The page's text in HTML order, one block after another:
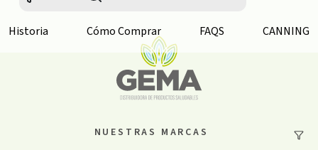
NUESTRAS MARCAS
Historia Cómo Comprar FAQS CANNING